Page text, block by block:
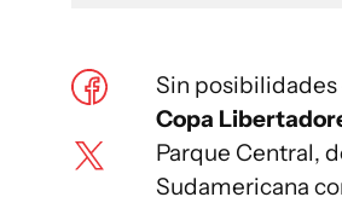
Sin posibilidades
Copa
Parque Central,
Sudamericana